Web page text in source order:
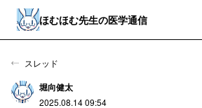
ほむほむ先生の医学通信
スレッド
堀向健太
2025.08.14 09:54